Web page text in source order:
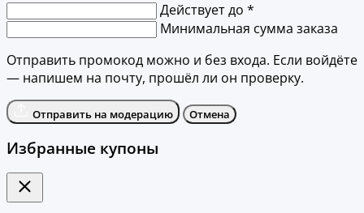
Действует до *
Минимальная сумма заказа
Отправить промокод можно и без входа. Если войдёте
— напишем на почту, прошёл ли он проверку.
Отправить на модерацию Отмена
Избранные купоны